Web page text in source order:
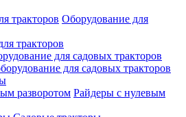
Оборудование для
тракторов
для садовых тракторов
для садовых тракторов
Райдеры с нулевым